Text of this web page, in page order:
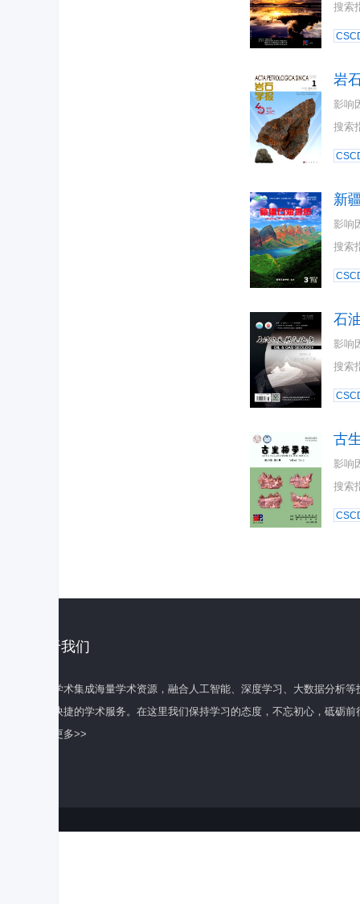
搜索
岩
影响
搜索
新
影响
搜索
石
影响
搜索
古
影响
搜索
关于我们
百度学术集成海量学术资源，融合人工智能、深度学习、大数据分析
全面快捷的学术服务。在这里我们保持学习的态度，不忘初心，砥砺前
了解更多>>